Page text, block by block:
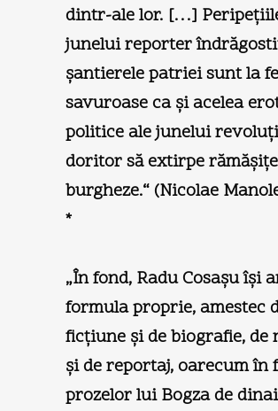
dintr-ale lor. […]
junelui reporter
şantierele patriei sunt la
savuroase ca şi acelea
politice ale junelui
doritor să extirpe
burgheze.“ (Nicolae
*
„În fond, Radu Cosaşu îşi
formula proprie, amestec
ficţiune şi de biografie, de
şi de reportaj, oarecum în
prozelor lui Bogza de